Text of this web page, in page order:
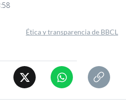
Ética y transparencia de BBCL